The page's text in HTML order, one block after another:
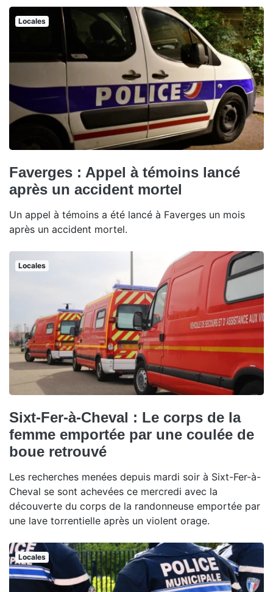
Locales
Faverges : Appel à témoins lancé
après un accident mortel
Un appel à témoins a été lancé à Faverges un mois
après un accident mortel.
Locales
Sixt-Fer-à-Cheval : Le corps de la
femme emportée par une coulée de
boue retrouvé
Les recherches menées depuis mardi soir à Sixt-Fer-à-
Cheval se sont achevées ce mercredi avec la
découverte du corps de la randonneuse emportée par
une lave torrentielle après un violent orage.
Locales